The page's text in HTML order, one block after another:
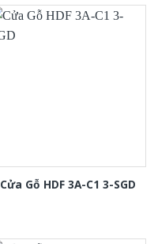
Cửa Gỗ HDF 3A-C1 3-SGD